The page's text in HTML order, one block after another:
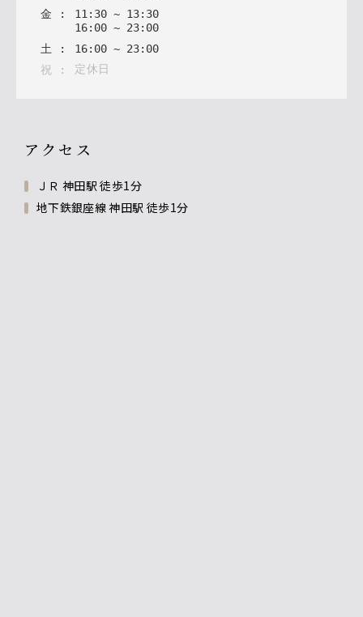
金 : 11 : 30 ~ 13: 30
16: 00 ~ 23: 00
土 : 16: 00 ~ 23: 00
祝 : 定休日
アクセス
ＪＲ 神田駅 徒歩1分
地下鉄銀座線 神田駅 徒歩1分